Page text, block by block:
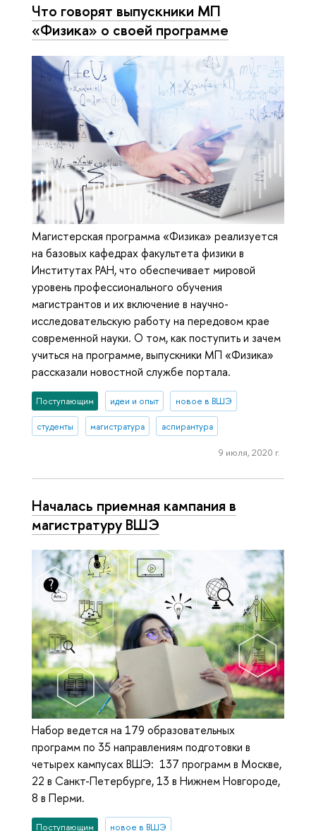
Что говорят выпускники МП
«Физика» о своей программе
Магистерская программа «Физика» реализуется
на базовых кафедрах факультета физики в
Институтах РАН, что обеспечивает мировой
уровень профессионального обучения
магистрантов и их включение в научно-
исследовательскую работу на передовом крае
современной науки. О том, как поступить и зачем
учиться на программе, выпускники МП «Физика»
рассказали новостной службе портала.
Поступающим идеи и опыт новое в ВШЭ
студенты магистратура аспирантура
9 июля, 2020 г.
Началась приемная кампания в
магистратуру ВШЭ
Набор ведется на 179 образовательных
программ по 35 направлениям подготовки в
четырех кампусах ВШЭ: 137 программ в Москве,
22 в Санкт-Петербурге, 13 в Нижнем Новгороде,
8 в Перми.
Поступающим новое в ВШЭ